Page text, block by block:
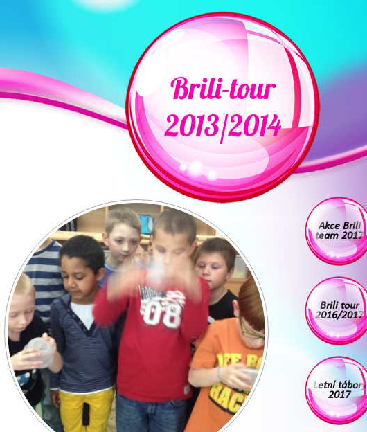
Brili-tour
2013/2014
Akce Brili
team 2017
Brili tour
2016/2017
Letní tábory
2017